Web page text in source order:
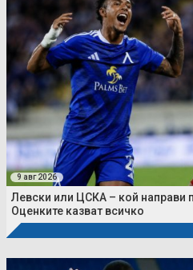
9 авг 2026
Левски или ЦСКА – кой направи
Оценките казват всичко